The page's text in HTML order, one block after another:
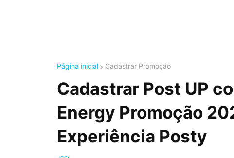
Página inicial Cadastrar Promoção
Cadastrar Post UP
Energy Promoção
Experiência Posty